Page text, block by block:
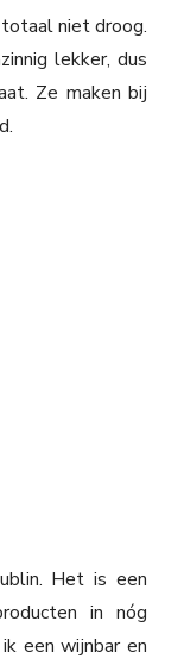
niet droog.
lekker, dus
Ze maken bij
Het is een
in nóg
een wijnbar en